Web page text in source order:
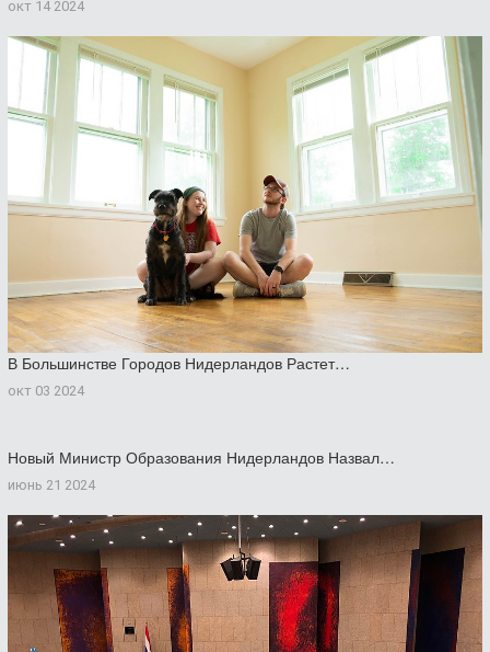
окт 14 2024
В Большинстве Городов Нидерландов Растет…
окт 03 2024
Новый Министр Образования Нидерландов Назвал…
июнь 21 2024